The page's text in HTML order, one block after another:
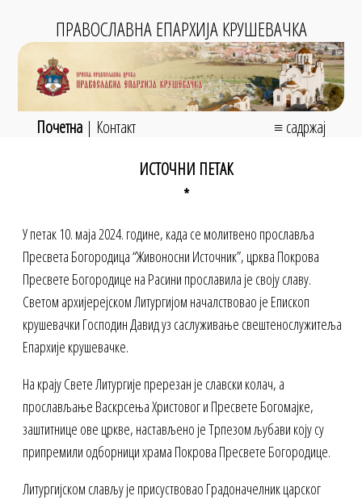
ПРАВОСЛАВНА ЕПАРХИЈА КРУШЕВАЧКА
Почетна| Контакт
≡ садржај
ИСТОЧНИ ПЕТАК
*
У петак 10. маја 2024. године, када се молитвено прославља
Пресвета Богородица “Живоносни Источник”, црква Покрова
Пресвете Богородице на Расини прославила је своју славу.
Светом архијерејском Литургијом началствовао је Епископ
крушевачки Господин Давид уз саслуживање свештенослужитеља
Епархије крушевачке.
На крају Свете Литургије пререзан је славски колач, а
прослављање Васкрсења Христовог и Пресвете Богомајке,
заштитнице ове цркве, настављено је Трпезом љубави коју су
припремили одборници храма Покрова Пресвете Богородице.
Литургијском слављу је присуствовао Градоначелник царског